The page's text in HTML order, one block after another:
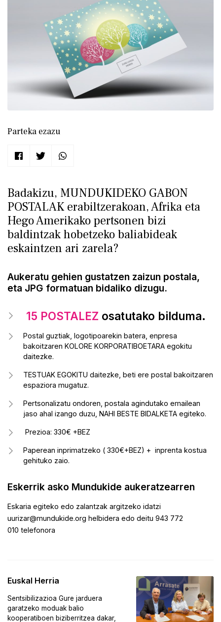
Badakizu, MUNDUKIDEKO GABON
POSTALAK erabiltzerakoan, Afrika eta
Hego Amerikako pertsonen bizi
baldintzak hobetzeko baliabideak
eskaintzen ari zarela?
Aukeratu gehien gustatzen zaizun postala,
eta JPG formatuan bidaliko dizugu.
15 POSTALEZ osatutako bilduma.
Postal guztiak, logotipoarekin batera, enpresa
bakoitzaren KOLORE KORPORATIBOETARA egokitu
daitezke.
TESTUAK EGOKITU daitezke, beti ere postal bakoitzaren
espaziora mugatuz.
Pertsonalizatu ondoren, postala agindutako emailean
jaso ahal izango duzu, NAHI BESTE BIDALKETA egiteko.
Prezioa: 330€ +BEZ
Paperean inprimatzeko ( 330€+BEZ) + inprenta kostua
gehituko zaio.
Eskerrik asko Mundukide aukeratzearren
Eskaria egiteko edo zalantzak argitzeko idatzi
uurizar@mundukide.org helbidera edo deitu 943 772
010 telefonora
Euskal Herria
Sentsibilizazioa Gure jarduera
garatzeko moduak balio
kooperatiboen biziberritzea dakar,
Parteka ezazu